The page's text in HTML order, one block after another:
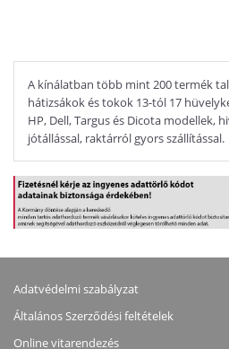
A kínálatban több mint 200 termék
hátizsákok és tokok 13-tól 17
HP, Dell, Targus és Dicota modellek,
jótállással, raktárról gyors szállítással.
Adatvédelmi szabályzat
Általános Szerződési feltételek
Online vitarendezés